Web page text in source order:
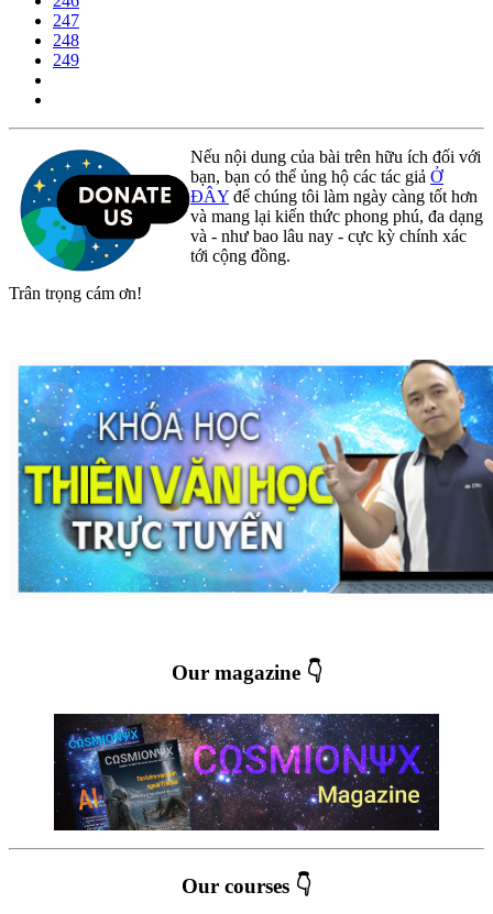
247
248
249
Nếu nội dung của bài trên hữu ích đối với
bạn, bạn có thể ủng hộ các tác giả Ở
ĐÂY để chúng tôi làm ngày càng tốt hơn
và mang lại kiến thức phong phú, đa dạng
và - như bao lâu nay - cực kỳ chính xác
tới cộng đồng.
Trân trọng cám ơn!
Our magazine 👇
Our courses 👇